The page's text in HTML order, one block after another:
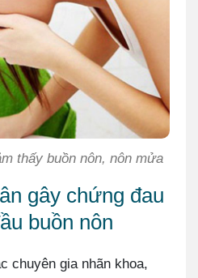
thấy buồn nôn, nôn mửa
gây chứng đau
buồn nôn
chuyên gia nhãn khoa,